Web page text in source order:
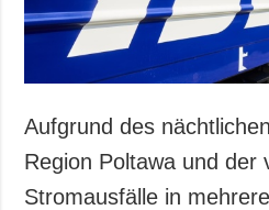
Aufgrund des
Region Poltawa und der
Stromausfälle in